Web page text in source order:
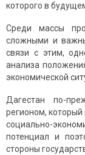
которого в
Среди массы
сложными и
связи с этим,
анализа
экономической
Дагестан по-
регионом, который
социально-
потенциал и
стороны